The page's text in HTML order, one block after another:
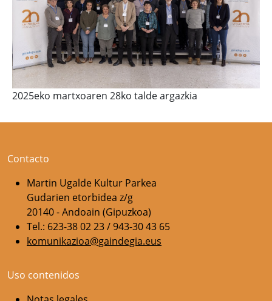
2025eko martxoaren 28ko talde argazkia
Contacto
Martin Ugalde Kultur Parkea
Gudarien etorbidea z/g
20140 - Andoain (Gipuzkoa)
Tel.: 623-38 02 23 / 943-30 43 65
komunikazioa@gaindegia.eus
Uso contenidos